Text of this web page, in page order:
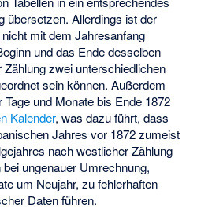
übersetzen. Allerdings ist der
mit dem Jahresanfang
und das Ende desselben
zwei unterschiedlichen
sein können. Außerdem
Tage und Monate bis Ende 1872
Kalender, was dazu führt, dass
Jahres vor 1872 zumeist
nach westlicher Zählung
ungenauer Umrechnung,
um Neujahr, zu fehlerhaften
Daten führen.